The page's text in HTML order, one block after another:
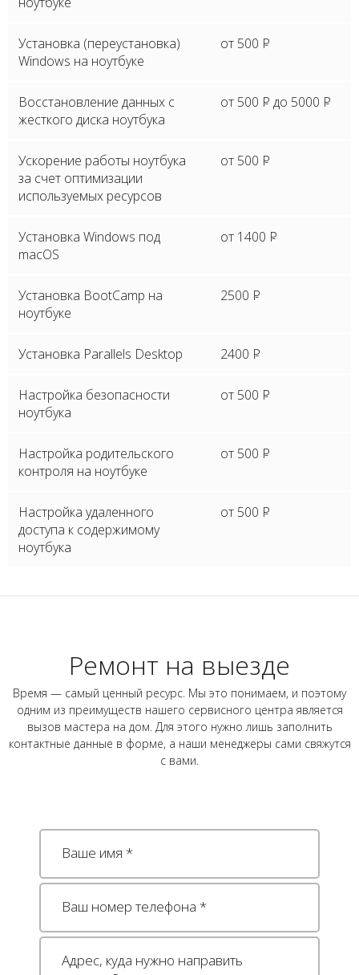
Установка (переустановка)
Windows на ноутбуке
от 500 P
Восстановление данных с
жесткого диска ноутбука
от 500 P до 5000 P
Ускорение работы ноутбука
за счет оптимизации
используемых ресурсов
от 500 P
Установка Windows под
macOS
от 1400 P
Установка BootCamp на
ноутбуке
2500 P
Установка Parallels Desktop 2400 P
Настройка безопасности
ноутбука
от 500 P
Настройка родительского
контроля на ноутбуке
от 500 P
Настройка удаленного
доступа к содержимому
ноутбука
от 500 P
Ремонт на выезде
Время — самый ценный ресурс. Мы это понимаем, и поэтому
одним из преимуществ нашего сервисного центра является
вызов мастера на дом. Для этого нужно лишь заполнить
контактные данные в форме, а наши менеджеры сами свяжутся
с вами.